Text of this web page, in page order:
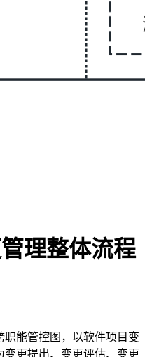
理整体流程
能管控图，以软件项目变
更提出、变更评估、变更